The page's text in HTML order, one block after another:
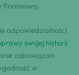
finansową.
odpowiedzialności
swojej historii
zobowiązań
w